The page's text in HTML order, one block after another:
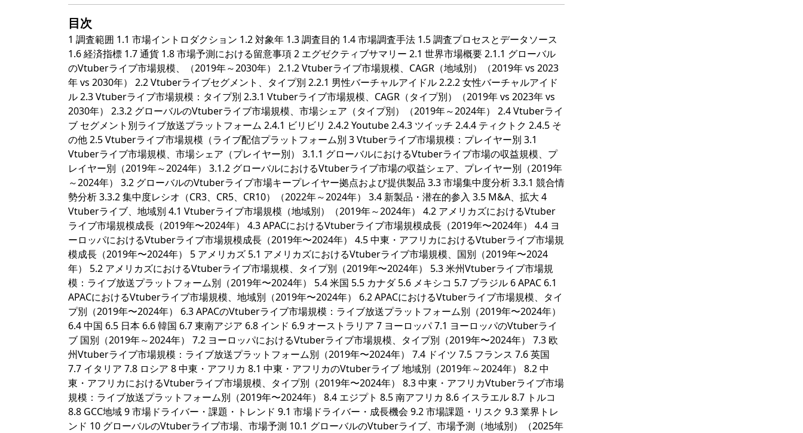
目次
1 調査範囲 1.1 市場イントロダクション 1.2 対象年 1.3 調査目的 1.4 市場調査手法 1.5 調査プロセスとデータソース
1.6 経済指標 1.7 通貨 1.8 市場予測における留意事項 2 エグゼクティブサマリー 2.1 世界市場概要 2.1.1 グローバル
のVtuberライブ市場規模、（2019年～2030年） 2.1.2 Vtuberライブ市場規模、CAGR（地域別）（2019年 vs 2023
年 vs 2030年） 2.2 Vtuberライブセグメント、タイプ別 2.2.1 男性バーチャルアイドル 2.2.2 女性バーチャルアイド
ル 2.3 Vtuberライブ市場規模：タイプ別 2.3.1 Vtuberライブ市場規模、CAGR（タイプ別）（2019年 vs 2023年 vs
2030年） 2.3.2 グローバルのVtuberライブ市場規模、市場シェア（タイプ別）（2019年～2024年） 2.4 Vtuberライ
ブ セグメント別ライブ放送プラットフォーム 2.4.1 ビリビリ 2.4.2 Youtube 2.4.3 ツイッチ 2.4.4 ティクトク 2.4.5 そ
の他 2.5 Vtuberライブ市場規模（ライブ配信プラットフォーム別 3 Vtuberライブ市場規模：プレイヤー別 3.1
Vtuberライブ市場規模、市場シェア（プレイヤー別） 3.1.1 グローバルにおけるVtuberライブ市場の収益規模、プ
レイヤー別（2019年～2024年） 3.1.2 グローバルにおけるVtuberライブ市場の収益シェア、プレイヤー別（2019年
～2024年） 3.2 グローバルのVtuberライブ市場キープレイヤー拠点および提供製品 3.3 市場集中度分析 3.3.1 競合情
勢分析 3.3.2 集中度レシオ（CR3、CR5、CR10）（2022年～2024年） 3.4 新製品・潜在的参入 3.5 M&A、拡大 4
Vtuberライブ、地域別 4.1 Vtuberライブ市場規模（地域別）（2019年～2024年） 4.2 アメリカズにおけるVtuber
ライブ市場規模成長（2019年〜2024年） 4.3 APACにおけるVtuberライブ市場規模成長（2019年〜2024年） 4.4 ヨ
ーロッパにおけるVtuberライブ市場規模成長（2019年〜2024年） 4.5 中東・アフリカにおけるVtuberライブ市場規
模成長（2019年〜2024年） 5 アメリカズ 5.1 アメリカズにおけるVtuberライブ市場規模、国別（2019年〜2024
年） 5.2 アメリカズにおけるVtuberライブ市場規模、タイプ別（2019年〜2024年） 5.3 米州Vtuberライブ市場規
模：ライブ放送プラットフォーム別（2019年〜2024年） 5.4 米国 5.5 カナダ 5.6 メキシコ 5.7 ブラジル 6 APAC 6.1
APACにおけるVtuberライブ市場規模、地域別（2019年〜2024年） 6.2 APACにおけるVtuberライブ市場規模、タイ
プ別（2019年〜2024年） 6.3 APACのVtuberライブ市場規模：ライブ放送プラットフォーム別（2019年〜2024年）
6.4 中国 6.5 日本 6.6 韓国 6.7 東南アジア 6.8 インド 6.9 オーストラリア 7 ヨーロッパ 7.1 ヨーロッパのVtuberライ
ブ 国別（2019年～2024年） 7.2 ヨーロッパにおけるVtuberライブ市場規模、タイプ別（2019年〜2024年） 7.3 欧
州Vtuberライブ市場規模：ライブ放送プラットフォーム別（2019年〜2024年） 7.4 ドイツ 7.5 フランス 7.6 英国
7.7 イタリア 7.8 ロシア 8 中東・アフリカ 8.1 中東・アフリカのVtuberライブ 地域別（2019年～2024年） 8.2 中
東・アフリカにおけるVtuberライブ市場規模、タイプ別（2019年〜2024年） 8.3 中東・アフリカVtuberライブ市場
規模：ライブ放送プラットフォーム別（2019年〜2024年） 8.4 エジプト 8.5 南アフリカ 8.6 イスラエル 8.7 トルコ
8.8 GCC地域 9 市場ドライバー・課題・トレンド 9.1 市場ドライバー・成長機会 9.2 市場課題・リスク 9.3 業界トレ
ンド 10 グローバルのVtuberライブ市場、市場予測 10.1 グローバルのVtuberライブ、市場予測（地域別）（2025年